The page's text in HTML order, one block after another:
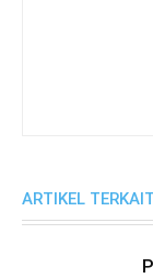
ARTIKEL TERKAIT